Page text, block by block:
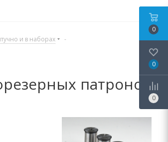
и в наборах
-
патронов
0
0
0